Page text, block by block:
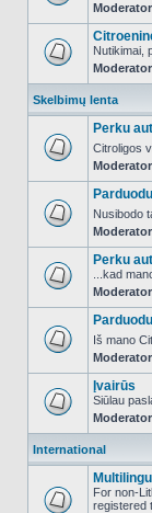
Nutikimai,
Skelbimų lenta
Perku
Citroligos
Nusibodo
Perku
...kad
Iš mano
Įvairūs
Siūlau
International
For non-
registered